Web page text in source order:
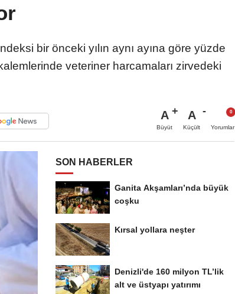
bir önceki yılın aynı ayına göre yüzde
veteriner harcamaları zirvedeki
A
Büyüt
A
Küçült Yorumlar
SON HABERLER
Ganita Akşamları’nda büyük
coşku
Kırsal yollara neşter
Denizli'de 160 milyon TL’lik
alt ve üstyapı yatırımı